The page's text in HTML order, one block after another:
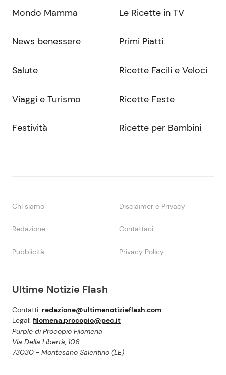
Ultime Notizie Flash
Contatti: redazione@ultimenotizieflash.com
Legal: filomena.procopio@pec.it
Purple di Procopio Filomena
Via Della Libertà, 106
73030 - Montesano Salentino (LE)
Mondo Mamma
News benessere
Salute
Viaggi e Turismo
Festività
Le Ricette in TV
Primi Piatti
Ricette Facili e Veloci
Ricette Feste
Ricette per Bambini
Chi siamo Disclaimer e Privacy
Redazione Contattaci
Pubblicità Privacy Policy